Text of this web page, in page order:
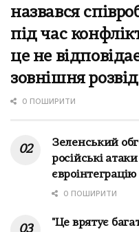
назвався
під час
це не
зовнішня
0 ПОШИРИТИ
Зеленський
російські
євроінтеграцію
0 ПОШИРИТИ
"Це врятує